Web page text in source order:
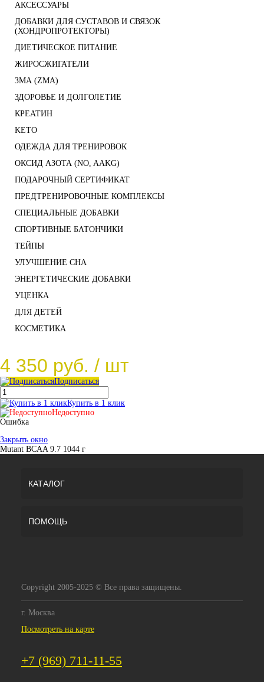
АКСЕССУАРЫ
ДОБАВКИ ДЛЯ СУСТАВОВ И СВЯЗОК
(ХОНДРОПРОТЕКТОРЫ)
ДИЕТИЧЕСКОЕ ПИТАНИЕ
ЖИРОСЖИГАТЕЛИ
ЗМА (ZMA)
ЗДОРОВЬЕ И ДОЛГОЛЕТИЕ
КРЕАТИН
KETO
ОДЕЖДА ДЛЯ ТРЕНИРОВОК
ОКСИД АЗОТА (NO, AAKG)
ПОДАРОЧНЫЙ СЕРТИФИКАТ
ПРЕДТРЕНИРОВОЧНЫЕ КОМПЛЕКСЫ
СПЕЦИАЛЬНЫЕ ДОБАВКИ
СПОРТИВНЫЕ БАТОНЧИКИ
ТЕЙПЫ
УЛУЧШЕНИЕ СНА
ЭНЕРГЕТИЧЕСКИЕ ДОБАВКИ
УЦЕНКА
ДЛЯ ДЕТЕЙ
КОСМЕТИКА
4 350 руб. / шт
Подписаться
Купить в 1 клик
Недоступно
Ошибка
Закрыть окно
Mutant BCAA 9.7 1044 г
КАТАЛОГ
ПОМОЩЬ
Copyright 2005-2025 © Все права защищены.
г. Москва
Посмотреть на карте
+7 (969) 711-11-55